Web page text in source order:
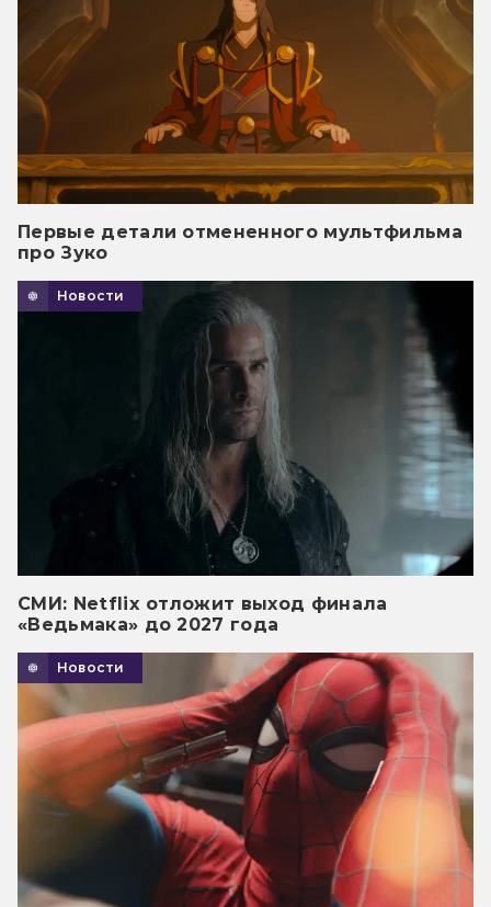
Первые детали отмененного мультфильма
про Зуко
Новости
СМИ: Netflix отложит выход финала
«Ведьмака» до 2027 года
Новости